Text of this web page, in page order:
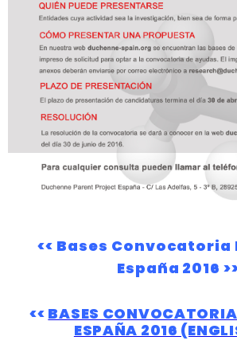
<< Bases Convocatoria
España 2016
<< BASES
ESPAÑA 2016